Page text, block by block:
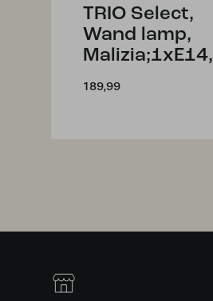
TRIO Select,
Wand lamp,
Malizia;1xE14,
189,99